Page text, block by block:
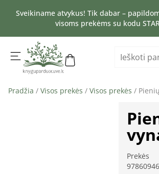
Sveikiname atvykus! Tik dabar –
visoms prekėms su kodu
Pradžia / Visos prekės / Visos prekės /